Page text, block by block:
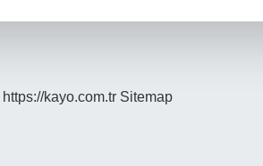
https://kayo.com.tr Sitemap